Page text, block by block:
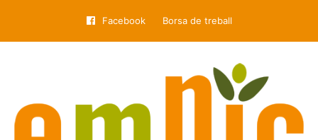
Facebook Borsa de treball